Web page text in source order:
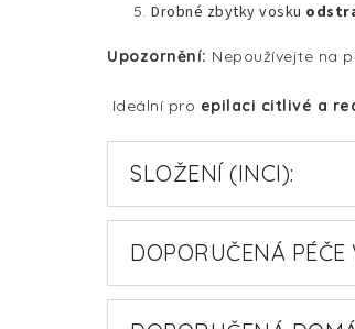
Drobné zbytky vosku
Upozornění: Nepoužívejte na
Ideální pro epilaci citlivé a
SLOŽENÍ (INCI):
DOPORUČENÁ